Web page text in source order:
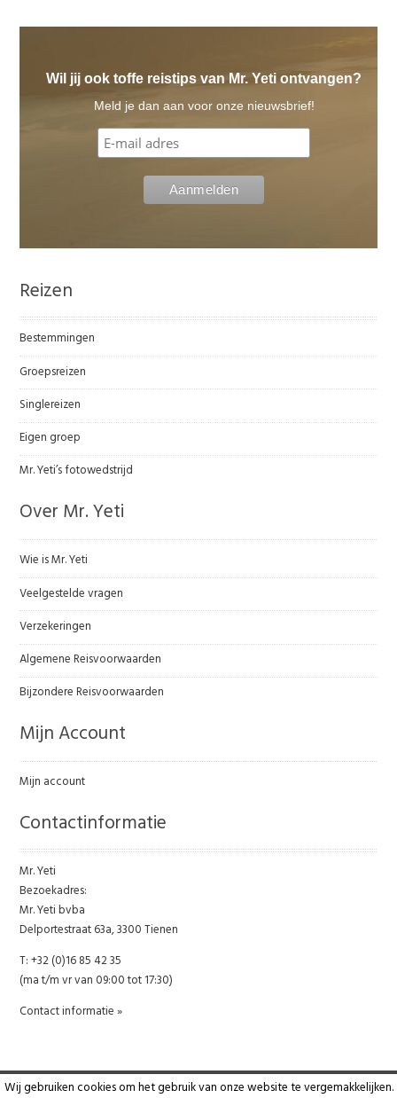
Wil jij ook toffe reistips van Mr. Yeti ontvangen?
Meld je dan aan voor onze nieuwsbrief!
Reizen
Bestemmingen
Groepsreizen
Singlereizen
Eigen groep
Mr. Yeti’s fotowedstrijd
Over Mr. Yeti
Wie is Mr. Yeti
Veelgestelde vragen
Verzekeringen
Algemene Reisvoorwaarden
Bijzondere Reisvoorwaarden
Mijn Account
Mijn account
Contactinformatie
Mr. Yeti
Bezoekadres:
Mr. Yeti bvba
Delportestraat 63a, 3300 Tienen
T: +32 (0)16 85 42 35
(ma t/m vr van 09:00 tot 17:30)
Contact informatie »
Wij gebruiken cookies om het gebruik van onze website te vergemakkelijken.